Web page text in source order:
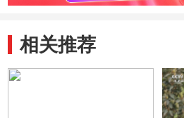
相关推荐